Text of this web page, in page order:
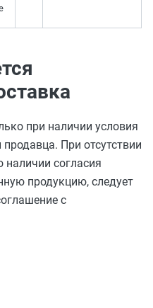
при наличии условия
При отсутствии
наличии согласия
продукцию, следует
с